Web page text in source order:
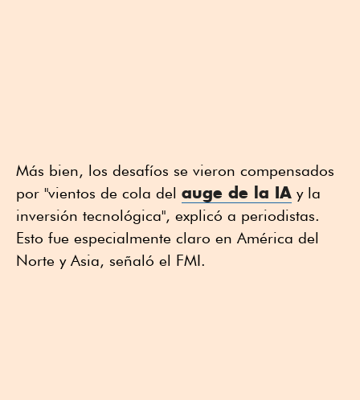
Más bien, los desafíos se vieron compensados
por "vientos de cola del auge de la IA y la
inversión tecnológica", explicó a periodistas.
Esto fue especialmente claro en América del
Norte y Asia, señaló el FMI.